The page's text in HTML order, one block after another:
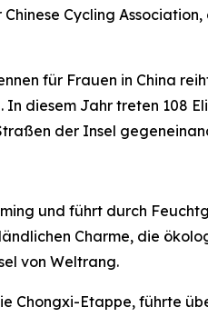
Cycling
für Frauen in China
diesem Jahr treten 108
der Insel
und führt durch
Charme, die
von Weltrang.
Chongxi-Etappe, führte